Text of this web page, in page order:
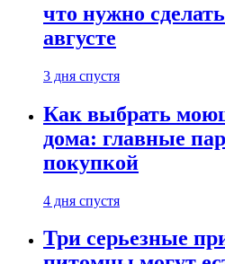
что нужно
августе
3 дня спустя
Как выбрать
дома: главные
покупкой
4 дня спустя
Три серьезные